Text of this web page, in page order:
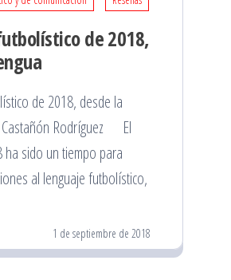
de 2018,
de 2018, desde la
Rodríguez El
sido un tiempo para
al lenguaje futbolístico,
1 de septiembre de 2018